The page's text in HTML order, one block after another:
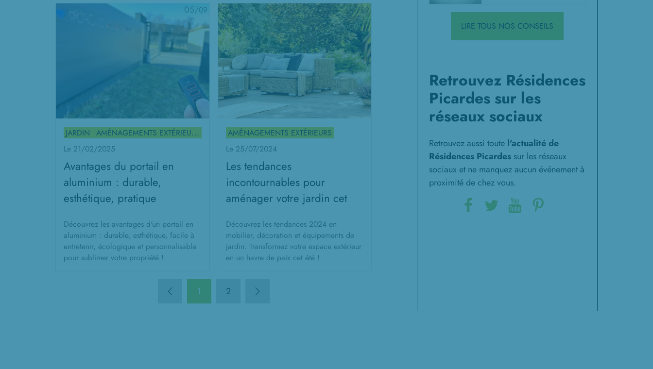
05/09
JARDIN
AMÉNAGEMENTS EXTÉRIEURS
Le 21/02/2025
Avantages du portail en
aluminium : durable,
esthétique, pratique
Découvrez les avantages d'un portail en
aluminium : durable, esthétique, facile à
entretenir, écologique et personnalisable
pour sublimer votre propriété !
06/09
AMÉNAGEMENTS EXTÉRIEURS
Le 25/07/2024
Les tendances
incontournables pour
aménager votre jardin cet
Découvrez les tendances 2024 en
mobilier, décoration et équipements de
jardin. Transformez votre espace extérieur
en un havre de paix cet été !
1 2
LIRE TOUS NOS CONSEILS
Retrouvez Résidences
Picardes sur les
réseaux sociaux
Retrouvez aussi toute l'actualité de
Résidences Picardes sur les réseaux
sociaux et ne manquez aucun événement à
proximité de chez vous.